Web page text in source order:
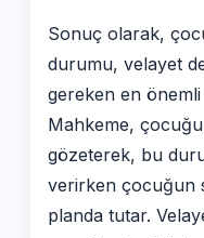
Sonuç olarak,
durumu, velayet
gereken en
Mahkeme,
gözeterek, bu
verirken çocuğun
planda tutar.